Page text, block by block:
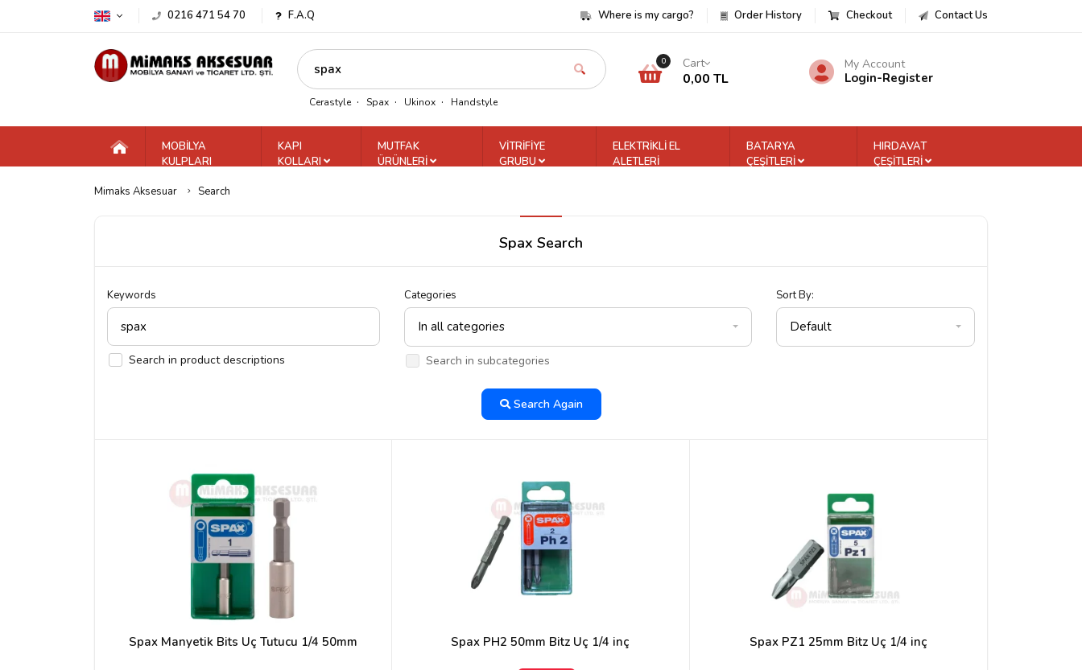
0216 471 54 70 F.A.Q Where is my cargo? Order History Checkout Contact Us
Cerastyle Spax Ukinox Handstyle
0 Cart
0,00 TL
My Account
Login-Register
MOBİLYA
KULPLARI
KAPI
KOLLARI
MUTFAK
ÜRÜNLERİ
VİTRİFİYE
GRUBU
ELEKTRİKLİ EL
ALETLERİ
BATARYA
ÇEŞİTLERİ
HIRDAVAT
ÇEŞİTLERİ
Mimaks Aksesuar Search
Spax Search
Keywords
Search in product descriptions
Categories
In all categories
Search in subcategories
Sort By:
Default
Search Again
Spax Manyetik Bits Uç Tutucu 1/4 50mm Spax PH2 50mm Bitz Uç 1/4 inç Spax PZ1 25mm Bitz Uç 1/4 inç